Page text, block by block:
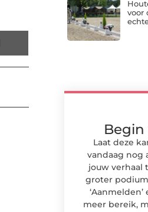
voor
Laat deze
vandaag nog
jouw verhaal
groter
meer bereik,